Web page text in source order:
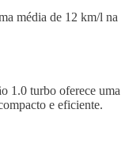
média de 12 km/l na
1.0 turbo oferece uma
e eficiente.